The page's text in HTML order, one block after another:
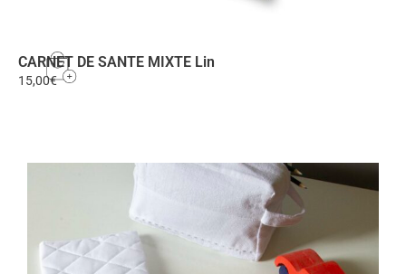
CARNET DE SANTE MIXTE Lin
15,00€